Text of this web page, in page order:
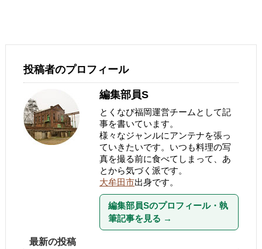
投稿者のプロフィール
編集部員S
とくなび福岡運営チームとして記
事を書いています。
様々なジャンルにアンテナを張っ
ていきたいです。いつも料理の写
真を撮る前に食べてしまって、あ
とから気づく派です。
大牟田市出身です。
編集部員Sのプロフィール・執
筆記事を見る →
最新の投稿